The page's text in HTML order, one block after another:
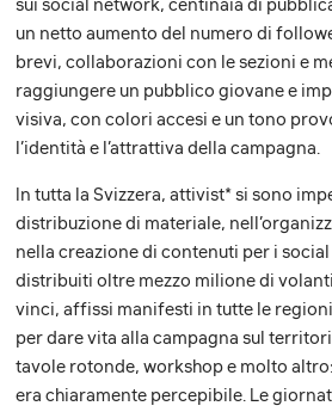
sui social network, centinaia di
un netto aumento del numero di
brevi, collaborazioni con le sezioni e
raggiungere un pubblico giovane e
visiva, con colori accesi e un tono
l’identità e l’attrattiva della campagna.
In tutta la Svizzera, attivist* si sono
distribuzione di materiale,
nella creazione di contenuti per i
distribuiti oltre mezzo milione di
vinci, affissi manifesti in tutte le
per dare vita alla campagna sul
tavole rotonde, workshop e molto
era chiaramente percepibile. Le